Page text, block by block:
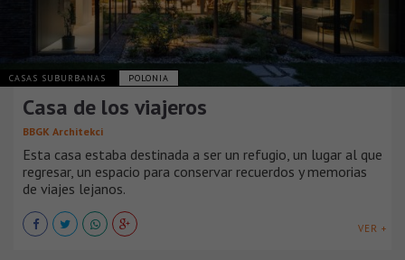
CASAS SUBURBANAS POLONIA
Casa de los viajeros
BBGK Architekci
Esta casa estaba destinada a ser un refugio, un lugar al que
regresar, un espacio para conservar recuerdos y memorias
de viajes lejanos.
VER +